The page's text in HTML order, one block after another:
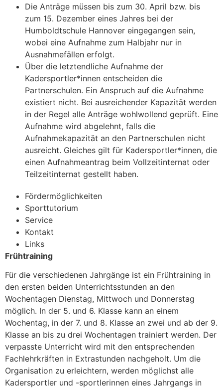
Die Anträge müssen bis zum 30. April bzw. bis
zum 15. Dezember eines Jahres bei der
Humboldtschule Hannover eingegangen sein,
wobei eine Aufnahme zum Halbjahr nur in
Ausnahmefällen erfolgt.
Über die letztendliche Aufnahme der
Kadersportler*innen entscheiden die
Partnerschulen. Ein Anspruch auf die Aufnahme
existiert nicht. Bei ausreichender Kapazität werden
in der Regel alle Anträge wohlwollend geprüft. Eine
Aufnahme wird abgelehnt, falls die
Aufnahmekapazität an den Partnerschulen nicht
ausreicht. Gleiches gilt für Kadersportler*innen, die
einen Aufnahmeantrag beim Vollzeitinternat oder
Teilzeitinternat gestellt haben.
Fördermöglichkeiten
Sporttutorium
Service
Kontakt
Links
Frühtraining
Für die verschiedenen Jahrgänge ist ein Frühtraining in
den ersten beiden Unterrichtsstunden an den
Wochentagen Dienstag, Mittwoch und Donnerstag
möglich. In der 5. und 6. Klasse kann an einem
Wochentag, in der 7. und 8. Klasse an zwei und ab der 9.
Klasse an bis zu drei Wochentagen trainiert werden. Der
verpasste Unterricht wird mit den entsprechenden
Fachlehrkräften in Extrastunden nachgeholt. Um die
Organisation zu erleichtern, werden möglichst alle
Kadersportler und -sportlerinnen eines Jahrgangs in